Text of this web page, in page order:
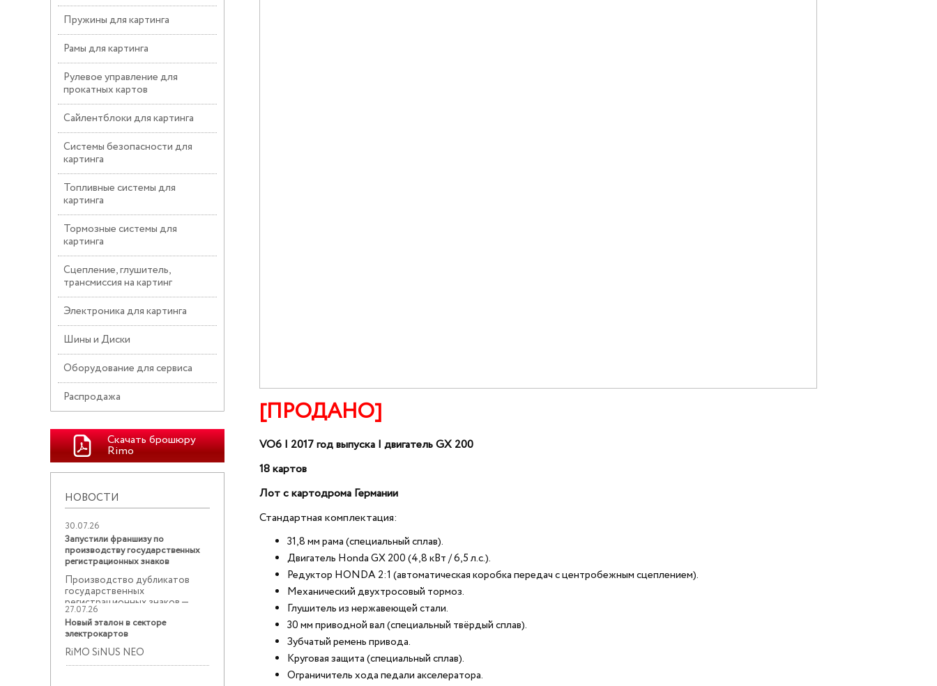
Пружины для картинга
Рамы для картинга
Рулевое управление для
прокатных картов
Сайлентблоки для картинга
Системы безопасности для
картинга
Топливные системы для
картинга
Тормозные системы для
картинга
Сцепление, глушитель,
трансмиссия на картинг
Электроника для картинга
Шины и Диски
Оборудование для сервиса
Распродажа
Скачать брошюру
Rimo
НОВОСТИ
30.07.26
Запустили франшизу по
производству государственных
регистрационных знаков
Производство дубликатов
государственных
регистрационных знаков —
востребованное ...
27.07.26
Новый эталон в секторе
электрокартов
RiMO SiNUS NEO
[ПРОДАНО]
VO6 | 2017 год выпуска | двигатель GX 200
18 картов
Лот с картодрома Германии
Стандартная комплектация:
31,8 мм рама (специальный сплав).
Двигатель Honda GX 200 (4,8 кВт / 6,5 л.с.).
Редуктор HONDA 2:1 (автоматическая коробка передач с центробежным сцеплением).
Механический двухтросовый тормоз.
Глушитель из нержавеющей стали.
30 мм приводной вал (специальный твёрдый сплав).
Зубчатый ремень привода.
Круговая защита (специальный сплав).
Ограничитель хода педали акселератора.